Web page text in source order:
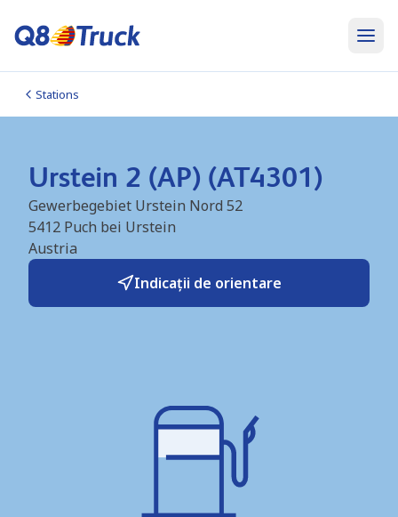
Stations
Urstein 2 (AP) (AT4301)
Gewerbegebiet Urstein Nord 52
5412 Puch bei Urstein
Austria
Indicații de orientare